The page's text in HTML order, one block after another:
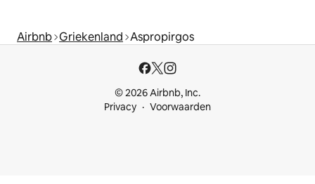
Airbnb Griekenland Aspropirgos
© 2026 Airbnb, Inc.
Privacy
Voorwaarden